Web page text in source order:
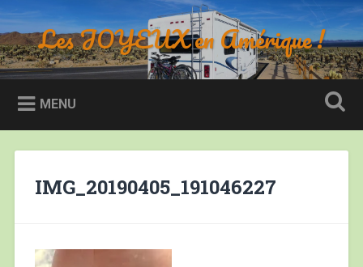
au
contenu
principal
RechercheLes JOYEUX en Amérique !
MENU
IMG_20190405_191046227